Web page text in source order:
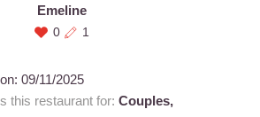
Emeline
0 1
09/11/2025
this restaurant for: Couples,